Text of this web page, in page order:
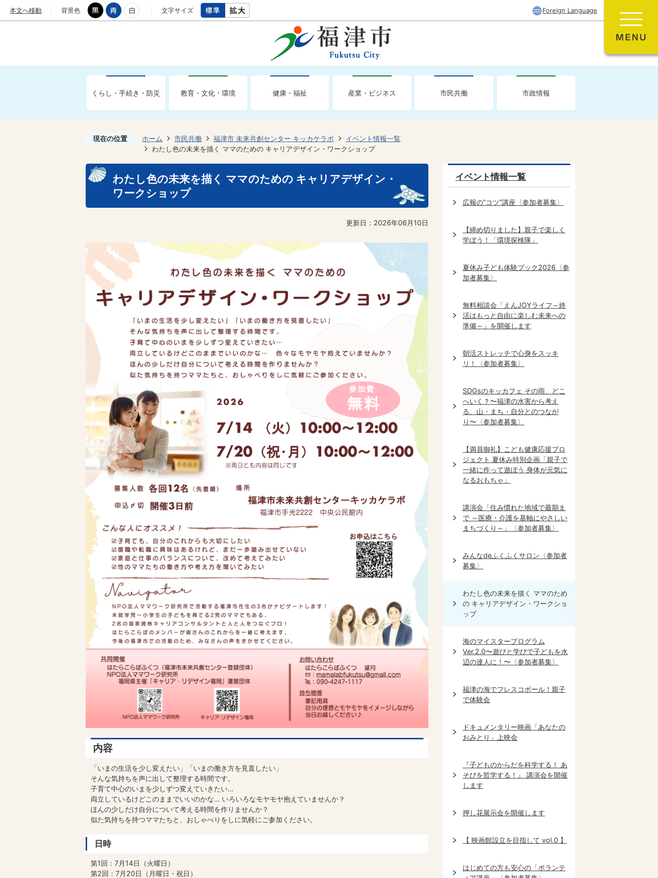
本文へ移動 背景色 文字サイズ Foreign Language
くらし・手続き・防災 教育・文化・環境 健康・福祉 産業・ビジネス 市民共働 市政情報
現在の位置 ホーム 市民共働 福津市 未来共創センター キッカケラボ
イベント情報一覧
わたし色の未来を描く ママのための キャリアデザイン・ワークショップ
わたし色の未来を描く ママのための キャリアデザイン・
ワークショップ
更新日：2026年06月10日
内容
「いまの生活を少し変えたい」「いまの働き方を見直したい」
そんな気持ちを声に出して整理する時間です。
子育て中心のいまを少しずつ変えていきたい…
両立しているけどこのままでいいのかな… いろいろなモヤモヤ抱えていませんか？
ほんの少しだけ自分について考える時間を作りませんか？
似た気持ちを持つママたちと、おしゃべりをしに気軽にご参加ください。
日時
第1回：7月14日（火曜日）
第2回：7月20日（月曜日・祝日）
イベント情報一覧
広報の”コツ”講座〈参加者募集〉
【締め切りました】親子で楽しく
学ぼう！「環境探検隊」
夏休み子ども体験ブック2026〈参
加者募集〉
無料相談会「えんJOYライフ～終
活はもっと自由に楽しむ未来への
準備～」を開催します
朝活ストレッチで心身をスッキ
リ！〈参加者募集〉
SDGsのキッカフェ その雨、どこ
へいく？〜福津の水害から考え
る、山・まち・自分とのつなが
り〜〈参加者募集〉
【満員御礼】こども健康応援プロ
ジェクト 夏休み特別企画「親子で
一緒に作って遊ぼう 身体が元気に
なるおもちゃ」
講演会「住み慣れた地域で最期ま
で ～医療・介護を基軸にやさしい
まちづくり～」〈参加者募集〉
みんなdeふくふくサロン〈参加者
募集〉
わたし色の未来を描く ママのため
の キャリアデザイン・ワークショ
ップ
海のマイスタープログラム
Ver.2.0〜遊びと学びで子どもを水
辺の達人に！〜〈参加者募集〉
福津の海でフレスコボール！親子
で体験会
ドキュメンタリー映画「あなたの
おみとり」上映会
『子どものからだを科学する！ あ
そびを哲学する！』 講演会を開催
します
押し花展示会を開催します
【 映画館設立を目指して vol.0 】
はじめての方も安心の「ボランテ